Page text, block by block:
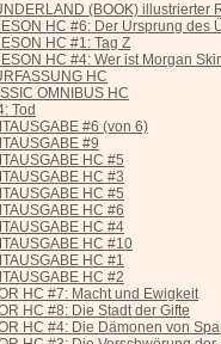
(BOOK) illustrierter
HC #6: Der Ursprung des
HC #1: Tag Z
HC #4: Wer ist Morgan
HC
OMNIBUS HC
Tod
#6 (von 6)
#9
HC #5
HC #3
HC #5
HC #6
HC #4
HC #10
HC #1
HC #2
HC #7: Macht und Ewigkeit
HC #8: Die Stadt der Gifte
HC #4: Die Dämonen von